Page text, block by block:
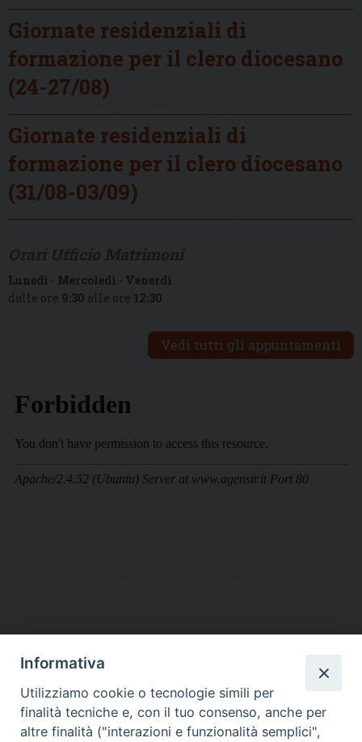
Giornate residenziali di
formazione per il clero diocesano
(24-27/08)
Giornate residenziali di
formazione per il clero diocesano
(31/08-03/09)
Lunedì - Mercoledì - Venerdì
dalle ore 9:30 alle ore 12:30
Vedi tutti gli appuntamenti
DIOCESI SUBURBICARIA DI ALBANO
Contatti:Tel.: 06.93268401 - Fax.: 06.9323844
E-mail:curia@diocesidialbano.it
Informativa
Utilizziamo cookie o tecnologie simili per
finalità tecniche e, con il tuo consenso, anche per
altre finalità ("interazioni e funzionalità semplici",